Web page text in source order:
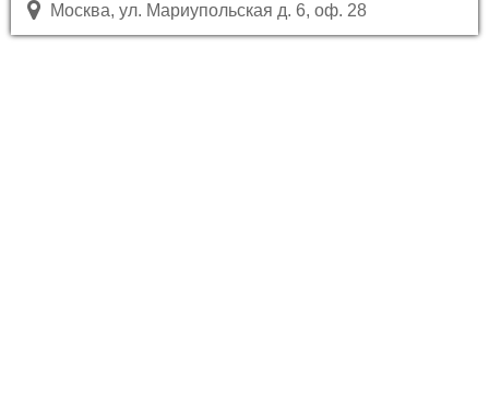
Москва, ул. Мариупольская д. 6, оф. 28